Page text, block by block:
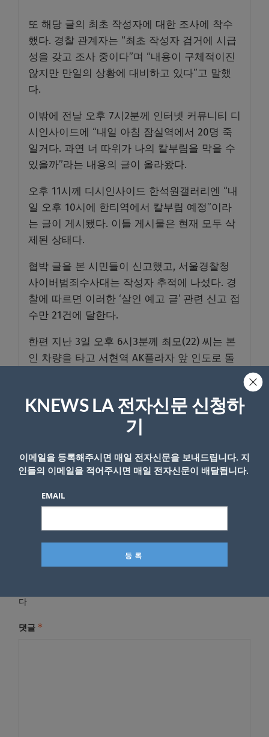
또 해당 글의 최초 작성자에 대한 조사에 착수
했다. 경찰 관계자는 “최초 작성자 검거에 시급
성을 갖고 조사 중이다”며 “내용이 구체적이진
않지만 만일의 상황에 대비하고 있다”고 말했
다.
이밖에 전날 오후 7시2분께 인터넷 커뮤니티 디
시인사이드에 “내일 아침 잠실역에서 20명 죽
일거다. 과연 너 따위가 나의 칼부림을 막을 수
있을까”라는 내용의 글이 올라왔다.
오후 11시께 디시인사이드 한석원갤러리엔 “내
일 오후 10시에 한티역에서 칼부림 예정”이라
는 글이 게시됐다. 이들 게시물은 현재 모두 삭
제된 상태다.
협박 글을 본 시민들이 신고했고, 서울경찰청
사이버범죄수사대는 작성자 추적에 나섰다. 경
찰에 따르면 이러한 ‘살인 예고 글’ 관련 신고 접
수만 21건에 달한다.
한편 지난 3일 오후 6시3분께 최모(22) 씨는 본
인 차량을 타고 서현역 AK플라자 앞 인도로 돌
재까지 사망자는 없고 피해자 14명 중 2명은 위
- Copyright © KNEWSLA.COM, 무단 전재 및 재배포 금지
답글 남기기
다
댓글 *
KNEWS LA 전자신문 신청하
기
이메일을 등록해주시면 매일 전자신문을 보내드립니다. 지
인들의 이메일을 적어주시면 매일 전자신문이 배달됩니다.
EMAIL